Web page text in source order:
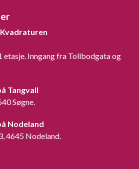
etasje. Inngang fra Tollbodgata og
Tangvall
Søgne.
Nodeland
4645 Nodeland.